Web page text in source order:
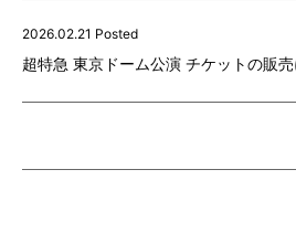
2026.02.21 Posted
超特急 東京ドーム公演 チケットの販